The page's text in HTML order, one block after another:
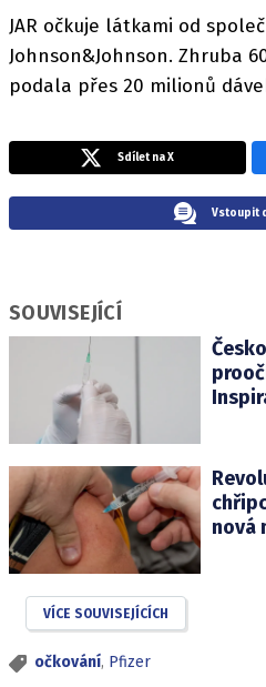
JAR očkuje látkami od
Johnson&Johnson. Zhruba
podala přes 20 milionů
Sdílet na X
Vstoupit
SOUVISEJÍCÍ
nová
VÍCE SOUVISEJÍCÍCH
očkování, Pfizer